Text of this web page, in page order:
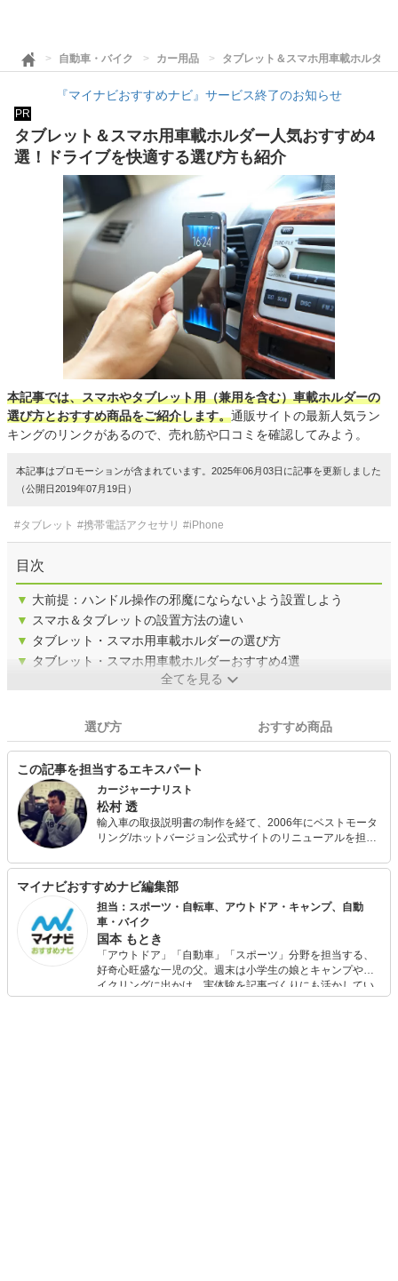
自動車・バイク カー用品 タブレット＆スマホ用車載ホルダ
『マイナビおすすめナビ』サービス終了のお知らせ
PR
タブレット＆スマホ用車載ホルダー人気おすすめ4
選！ドライブを快適する選び方も紹介
本記事では、スマホやタブレット用（兼用を含む）車載ホルダーの
選び方とおすすめ商品をご紹介します。通販サイトの最新人気ラン
キングのリンクがあるので、売れ筋や口コミを確認してみよう。
本記事はプロモーションが含まれています。2025年06月03日に記事を更新しました
（公開日2019年07月19日）
#タブレット #携帯電話アクセサリ #iPhone
目次
▼ 大前提：ハンドル操作の邪魔にならないよう設置しよう
▼ スマホ＆タブレットの設置方法の違い
▼ タブレット・スマホ用車載ホルダーの選び方
▼ タブレット・スマホ用車載ホルダーおすすめ4選
全てを見る
選び方 おすすめ商品
この記事を担当するエキスパート
カージャーナリスト
松村 透
輸入車の取扱説明書の制作を経て、2006年にベストモータ
リング/ホットバージョン公式サイトのリニューアルを担当
店ポータルサイトでコンテンツ企画を経験し、2013年にフ
リーランスとして独立。現在はトヨタ GAZOO愛車紹介の
監修・取材・記事制作、ベストカー誌の取材等で年間100
人を超えるオーナーインタビューを行う。 また、輸入車専
門の自動車メディア・カレントライフの編集長を務める。
現在の愛車は、2016年式フォルクスワーゲン ゴルフ トゥ
ーランと1970年式の古いドイツ車。妻と、平成最後の年に
産まれた息子、動物病院から譲り受けた保護猫と平和に
（?）暮らす日々。
マイナビおすすめナビ編集部
担当：スポーツ・自転車、アウトドア・キャンプ、自動
車・バイク
国本 もとき
「アウトドア」「自動車」「スポーツ」分野を担当する、
好奇心旺盛な一児の父。週末は小学生の娘とキャンプやサ
イクリングに出かけ、実体験を記事づくりにも活かしてい
ます。読者の「知りたい」を分かりやすく届けることをモ